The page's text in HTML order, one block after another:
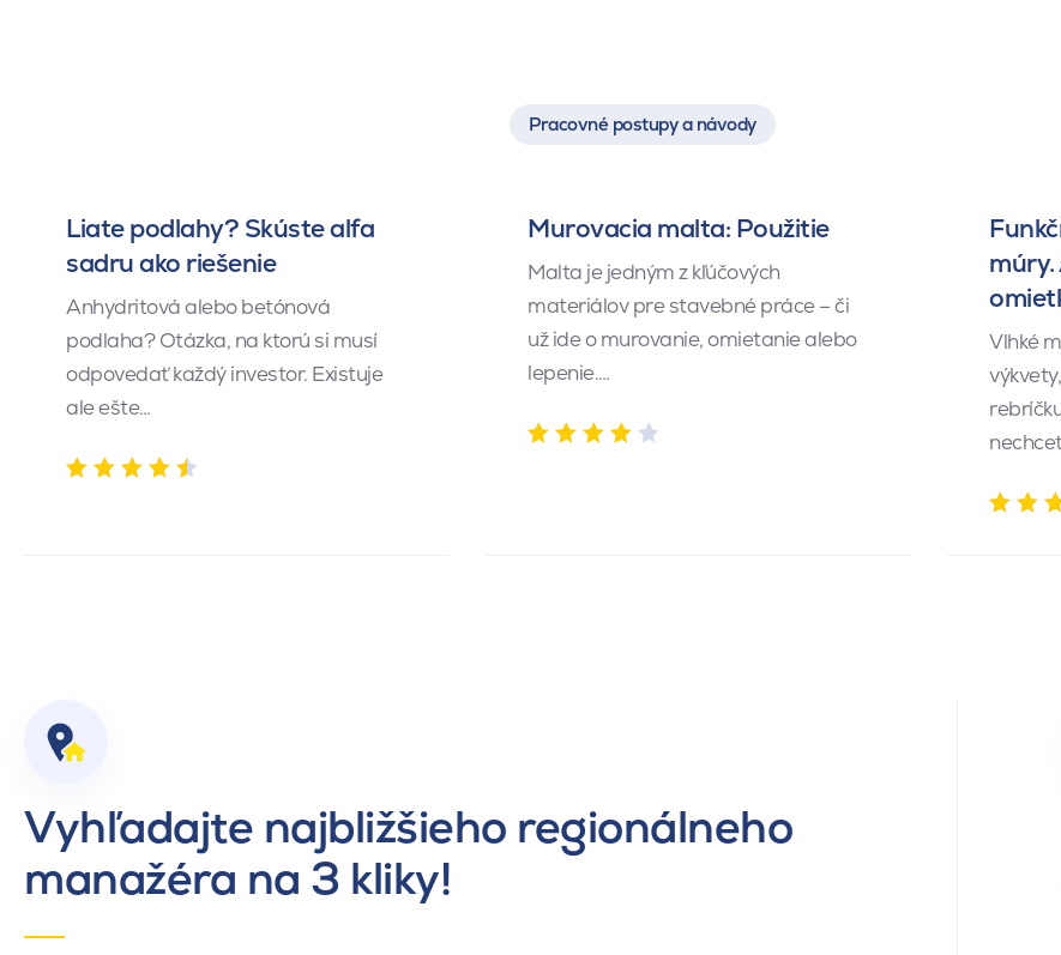
Liate podlahy? Skúste alfa
sadru ako riešenie
Anhydritová alebo betónová
podlaha? Otázka, na ktorú si musí
odpovedať každý investor. Existuje
ale ešte…
Pracovné postupy a návody
Murovacia malta: Použitie
Malta je jedným z kľúčových
materiálov pre stavebné práce – či
už ide o murovanie, omietanie alebo
lepenie.…
Vlhké
Vyhľadajte najbližšieho regionálneho
manažéra na 3 kliky!